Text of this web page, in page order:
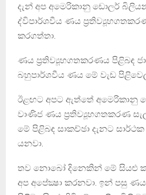
දැන් අප අමෙරිකානු ඩොලර්
ද්විපාර්ශවීය ණය
කරගත්තා.
ණය ප්‍රතිව්‍යූහගතකරණය පිළිබඳ
බහුපාර්ශවීය ණය මේ වැඩ
ඊළඟට අපට ඇත්තේ අමෙරිකානු
වාණිජ ණය ප්‍රතිව්‍යූහගතකරණ
මේ පිළිබඳ සාකච්ඡා දැනට
යනවා.
තව නොබෝ දිනෙකින් මේ සියළු
අප අපේක්‍ෂා කරනවා. ඉන් පසු